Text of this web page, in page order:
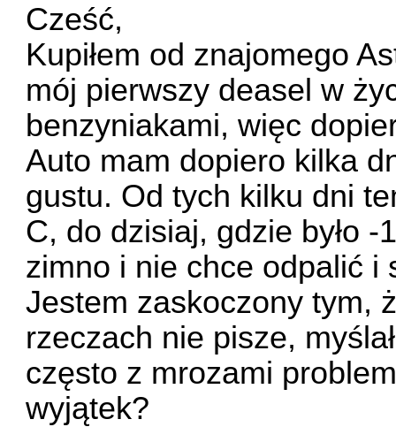
Cześć,
Kupiłem od znajomego
mój pierwszy deasel w
benzyniakami, więc
Auto mam dopiero kilka
gustu. Od tych kilku dni
C, do dzisiaj, gdzie było
zimno i nie chce odpalić i
Jestem zaskoczony tym,
rzeczach nie pisze,
często z mrozami
wyjątek?